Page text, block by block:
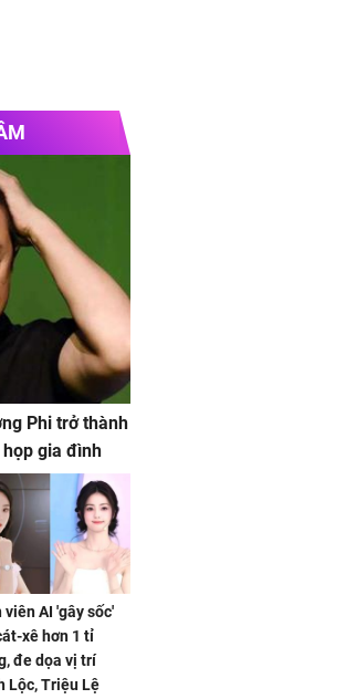
Phi trở thành
gia đình
viên AI 'gây sốc'
xê hơn 1 tỉ
đe dọa vị trí
Lộc, Triệu Lệ